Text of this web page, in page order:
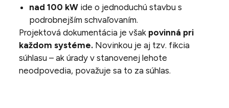
nad 100 kW ide o jednoduchú stavbu s
podrobnejším schvaľovaním.
Projektová dokumentácia je však povinná pri
každom systéme. Novinkou je aj tzv. fikcia
súhlasu – ak úrady v stanovenej lehote
neodpovedia, považuje sa to za súhlas.